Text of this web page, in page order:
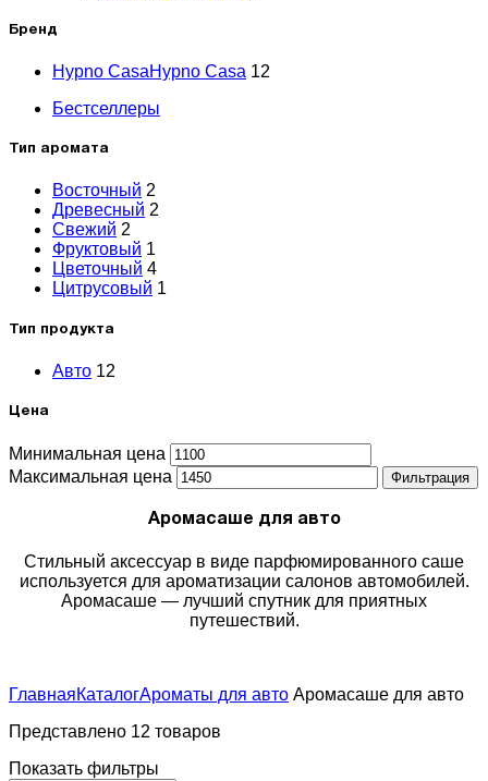
Бренд
Hypno CasaHypno Casa 12
Бестселлеры
Тип аромата
Восточный 2
Древесный 2
Свежий 2
Фруктовый 1
Цветочный 4
Цитрусовый 1
Тип продукта
Авто 12
Цена
Минимальная цена
Максимальная цена
Фильтрация
Аромасаше для авто
Cтильный аксессуар в виде парфюмированного саше
используется для ароматизации салонов автомобилей.
Аромасаше — лучший спутник для приятных
путешествий.
ГлавнаяКаталогАроматы для авто Аромасаше для авто
Представлено 12 товаров
Показать фильтры